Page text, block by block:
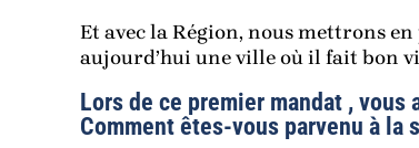
Et avec la Région, nous mettrons
aujourd’hui une ville où il fait bon
Lors de ce premier mandat ,
Comment êtes-vous parvenu à la